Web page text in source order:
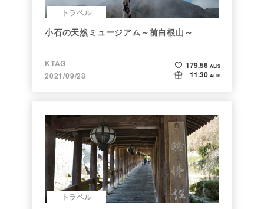
トラベル
小石の天然ミュージアム～前白根山～
KTAG
2021/09/28
179.56 ALIS
11.30 ALIS
トラベル